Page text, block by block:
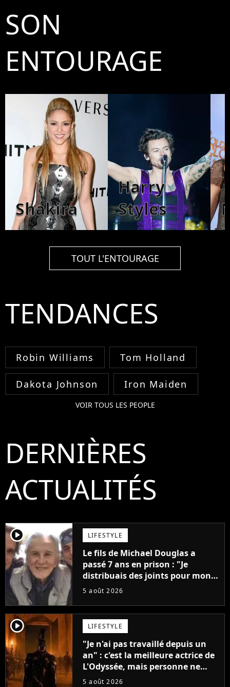
SON
ENTOURAGE
Shakira
Harry
Styles
TOUT L'ENTOURAGE
TENDANCES
Robin Williams Tom Holland
Dakota Johnson Iron Maiden
VOIR TOUS LES PEOPLE
DERNIÈRES
ACTUALITÉS
player2 LIFESTYLE
Le fils de Michael Douglas a
passé 7 ans en prison : "Je
distribuais des joints pour mon
père"
5 août 2026
player2 LIFESTYLE
"Je n'ai pas travaillé depuis un
an" : c'est la meilleure actrice de
L'Odyssée, mais personne ne
veut lui donner de rôle au
5 août 2026